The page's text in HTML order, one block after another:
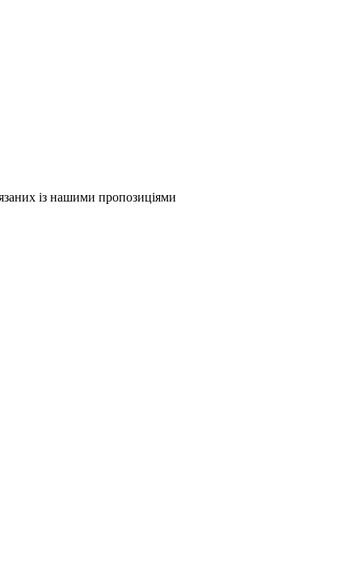
із нашими пропозиціями